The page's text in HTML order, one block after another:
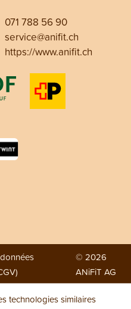
071 788 56 90
service@anifit.ch
https://www.anifit.ch
© 2026
ANiFiT AG
technologies similaires